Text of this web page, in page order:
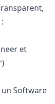
et
)
un Software